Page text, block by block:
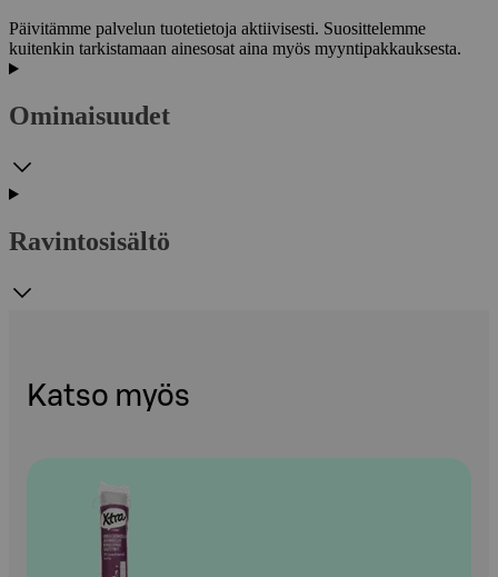
Päivitämme palvelun tuotetietoja aktiivisesti. Suosittelemme
kuitenkin tarkistamaan ainesosat aina myös myyntipakkauksesta.
Ominaisuudet
Ravintosisältö
Katso myös